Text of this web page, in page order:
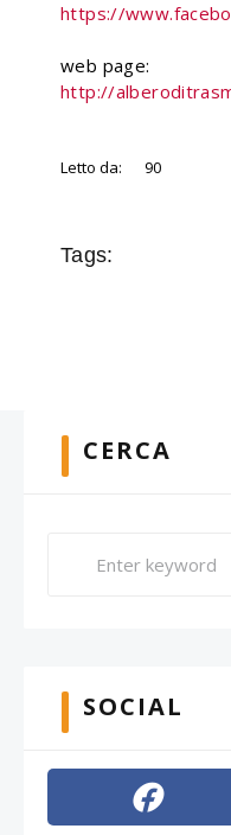
https://
web page:
http://
Letto da: 90
Tags:
CERCA
SOCIAL